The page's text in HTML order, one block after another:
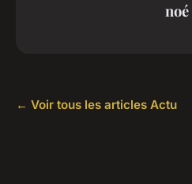
noé
← Voir tous les articles Actu